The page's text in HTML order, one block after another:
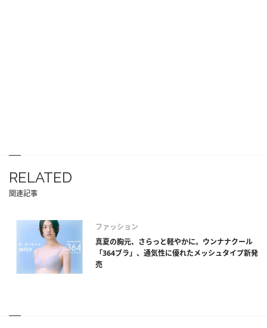
RELATED
関連記事
ファッション
真夏の胸元、さらっと軽やかに。ウンナナクール
「364ブラ」、通気性に優れたメッシュタイプ新発
売